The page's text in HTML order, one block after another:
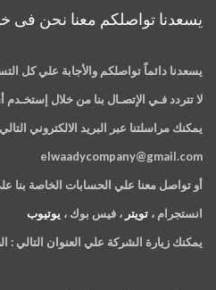
يسعدنا تواصلكم معنا نحن فى
يسعدنا دائماً تواصلكم والأجابة علي كل
لا تتردد فـي الإتصـال بنا من خلال إستخـدم
يمكنك مراسلتنا عبر البريد الالكتروني التالي
elwaadycompany@gmail.com
أو تواصل معنا علي الحسابات الخاصة بنا
انستجرام ، تويتر ، فيس بوك ، يوتيوب
يمكنك زيارة الشركة علي العنوان التالي :